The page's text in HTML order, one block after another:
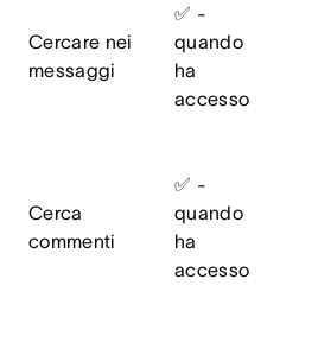
Cercare nei
messaggi
✅ -
quando
ha
accesso
Cerca
commenti
✅ -
quando
ha
accesso